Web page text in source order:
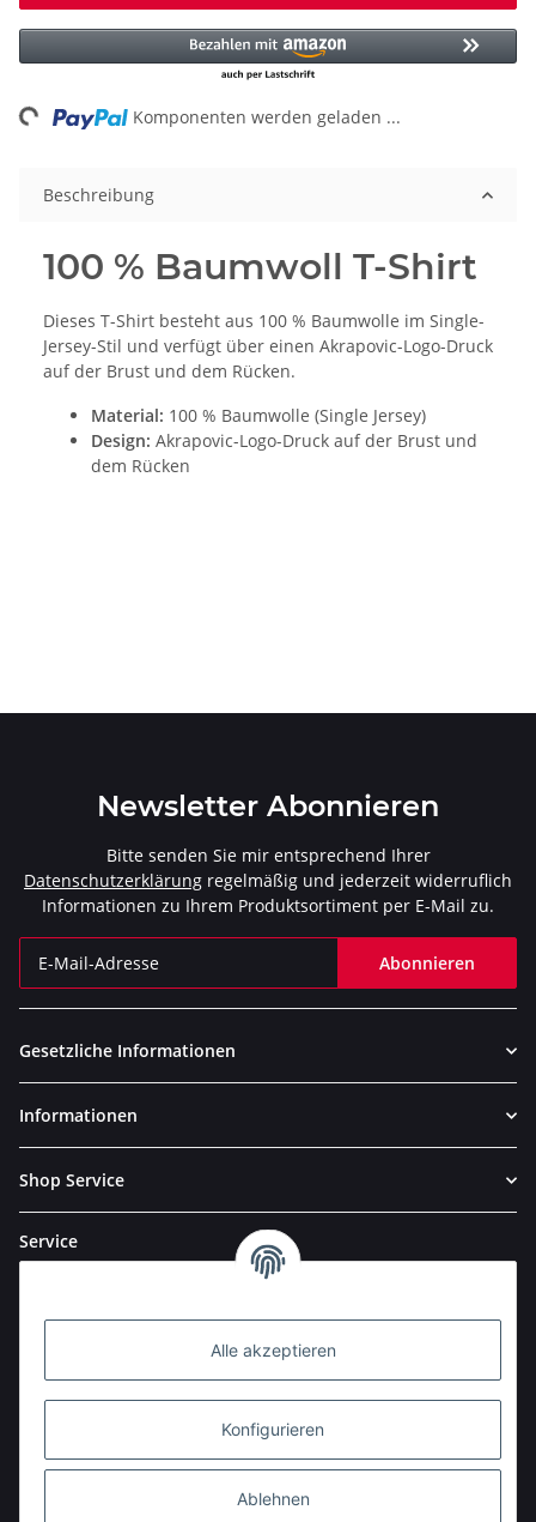
Alle akzeptieren
Konfigurieren
Ablehnen
Komponenten werden geladen ...
Beschreibung
100 % Baumwoll T-Shirt
Dieses T-Shirt besteht aus 100 % Baumwolle im Single-
Jersey-Stil und verfügt über einen Akrapovic-Logo-Druck
auf der Brust und dem Rücken.
Material: 100 % Baumwolle (Single Jersey)
Design: Akrapovic-Logo-Druck auf der Brust und
dem Rücken
Newsletter Abonnieren
Bitte senden Sie mir entsprechend Ihrer
Datenschutzerklärung regelmäßig und jederzeit widerruflich
Informationen zu Ihrem Produktsortiment per E-Mail zu.
Abonnieren
Gesetzliche Informationen
Informationen
Shop Service
Service